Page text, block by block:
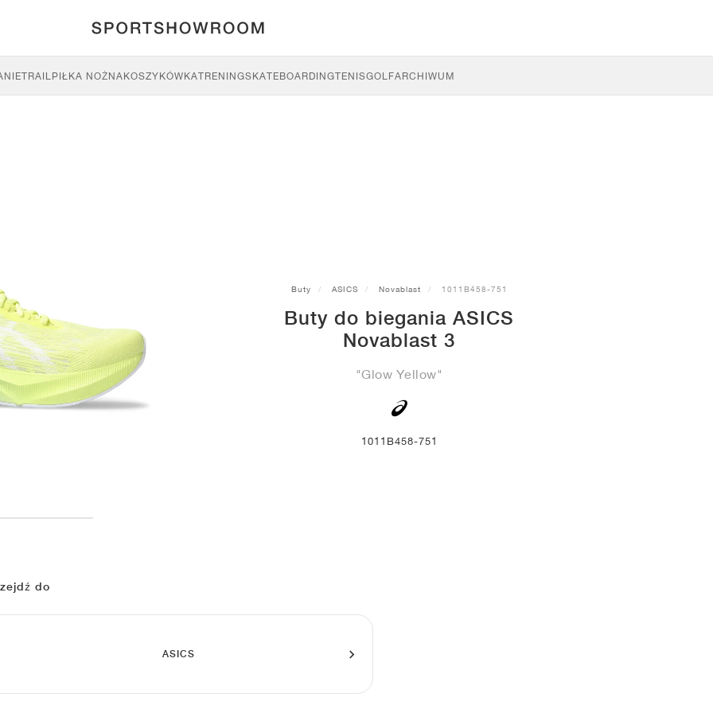
TRAILPIŁKA NOŻNAKOSZYKÓWKATRENINGSKATEBOARDINGTENISGOLFARCHIWUM
Buty ASICS Novablast 1011B458-751
Buty do biegania ASICS
Novablast 3
"Glow Yellow"
1011B458-751
do
ASICS